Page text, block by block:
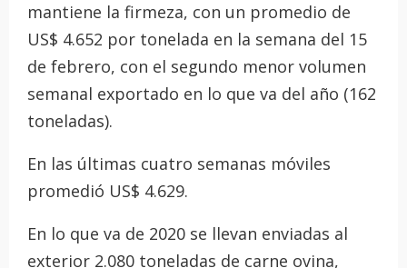
mantiene la firmeza, con un promedio de
US$ 4.652 por tonelada en la semana del 15
de febrero, con el segundo menor volumen
semanal exportado en lo que va del año (162
toneladas).
En las últimas cuatro semanas móviles
promedió US$ 4.629.
En lo que va de 2020 se llevan enviadas al
exterior 2.080 toneladas de carne ovina,